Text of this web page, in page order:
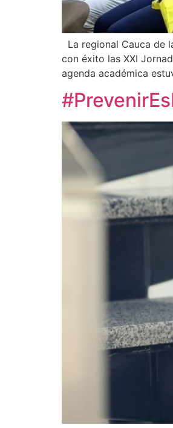
La regional Cauca de
con éxito las XXI
agenda académica